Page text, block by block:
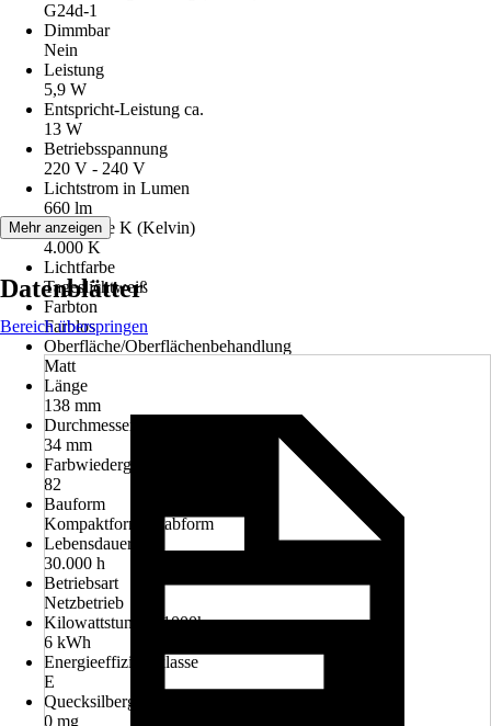
G24d-1
Dimmbar
Nein
Leistung
5,9 W
Entspricht-Leistung ca.
13 W
Betriebsspannung
220 V - 240 V
Lichtstrom in Lumen
660 lm
Lichtfarbe K (Kelvin)
4.000 K
Lichtfarbe
Tageslichtweiß
Farbton
Farblos
Oberfläche/Oberflächenbehandlung
Matt
Länge
138 mm
Durchmesser
34 mm
Farbwiedergabe (Ra)
82
Bauform
Kompaktform, Stabform
Lebensdauer
30.000 h
Betriebsart
Netzbetrieb
Kilowattstunden/1000h
6 kWh
Energieeffizienzklasse
E
Quecksilbergehalt d. Lampe
0 mg
Mehr anzeigen
Datenblätter
Bereich überspringen